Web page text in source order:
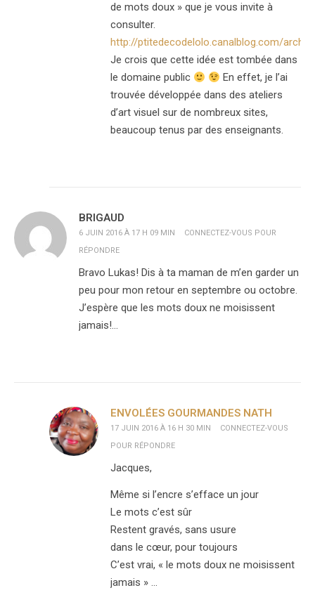
de mots doux » que je vous invite à
consulter.
http://ptitedecodelolo.canalblog.com/
Je crois que cette idée est tombée dans
le domaine public
En effet, je l’ai
trouvée développée dans des ateliers
d’art visuel sur de nombreux sites,
beaucoup tenus par des enseignants.
BRIGAUD
6 JUIN 2016 À 17 H 09 MIN
CONNECTEZ-VOUS POUR
RÉPONDRE
Bravo Lukas! Dis à ta maman de m’en garder un
peu pour mon retour en septembre ou octobre.
J’espère que les mots doux ne moisissent
jamais!…
ENVOLÉES GOURMANDES NATH
17 JUIN 2016 À 16 H 30 MIN
CONNECTEZ-VOUS
POUR RÉPONDRE
Jacques,
Même si l’encre s’efface un jour
Le mots c’est sûr
Restent gravés, sans usure
dans le cœur, pour toujours
C’est vrai, « le mots doux ne moisissent
jamais » …